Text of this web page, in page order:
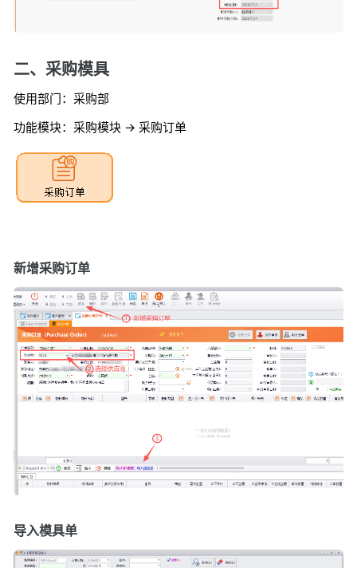
二、采购模具
使用部门：采购部
功能模块：采购模块 -> 采购订单
新增采购订单
导入模具单